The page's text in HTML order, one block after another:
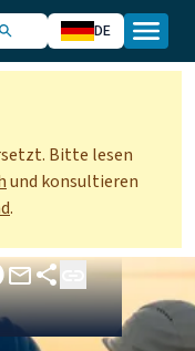
DE
Bitte lesen
und konsultieren
.